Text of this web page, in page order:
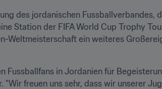
des jordanischen Fussballverbandes,
Station der FIFA World Cup Trophy
Weltmeisterschaft ein weiteres
Fussballfans in Jordanien für
freuen uns sehr, dass wir unserer